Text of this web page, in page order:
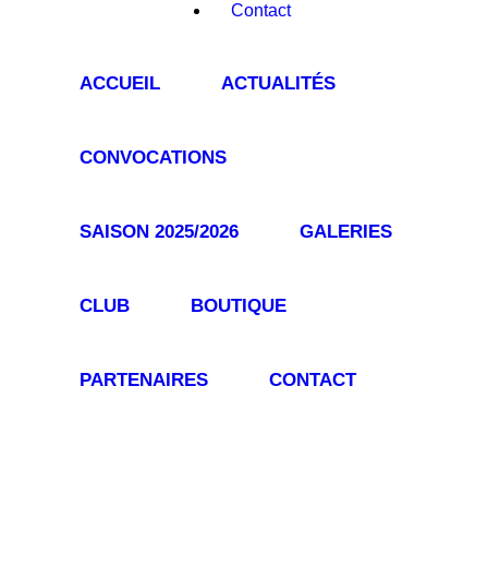
Contact
ACCUEIL ACTUALITÉS
CONVOCATIONS
SAISON 2025/2026 GALERIES
CLUB BOUTIQUE
PARTENAIRES CONTACT